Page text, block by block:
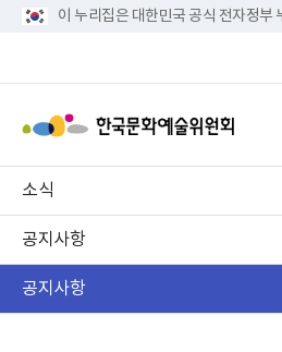
이 누리집은 대한민국 공식 전자정부
소식
공지사항
공지사항